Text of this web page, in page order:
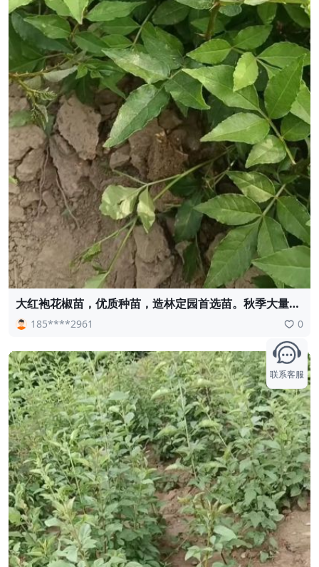
大红袍花椒苗，优质种苗，造林定园首选苗。秋季大量供
应。需要联系18534302961
185****2961 0
联系客服